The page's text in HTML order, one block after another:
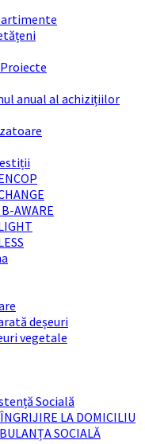
anual al achizițiilor
AWARE
deșeuri
vegetale
Socială
LA DOMICILIU
SOCIALĂ